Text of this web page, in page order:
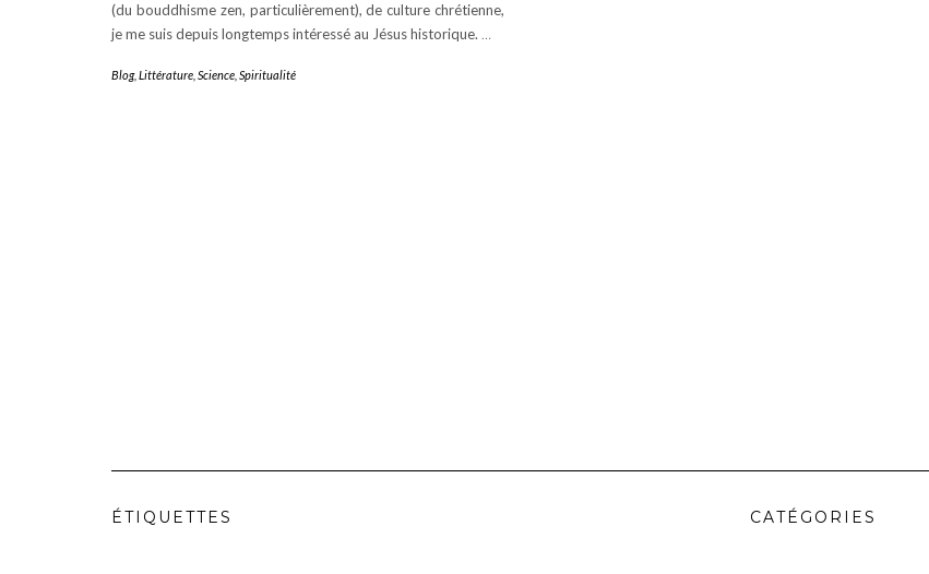
(du bouddhisme zen, particulièrement), de culture chrétienne,
je me suis depuis longtemps intéressé au Jésus historique. …
Blog, Littérature Science Spiritualité
ÉTIQUETTES CATÉGORIES